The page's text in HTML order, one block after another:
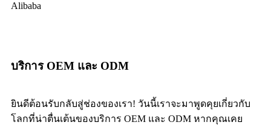
Alibaba
บริการ OEM และ ODM
ยินดีต้อนรับกลับสู่ช่องของเรา! วันนี้เราจะมาพูดคุยเกี่ยวกับ
โลกที่น่าตื่นเต้นของบริการ OEM และ ODM หากคุณเคย